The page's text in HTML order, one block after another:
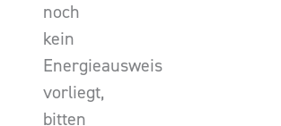
noch
kein
Energieausweis
vorliegt,
bitten